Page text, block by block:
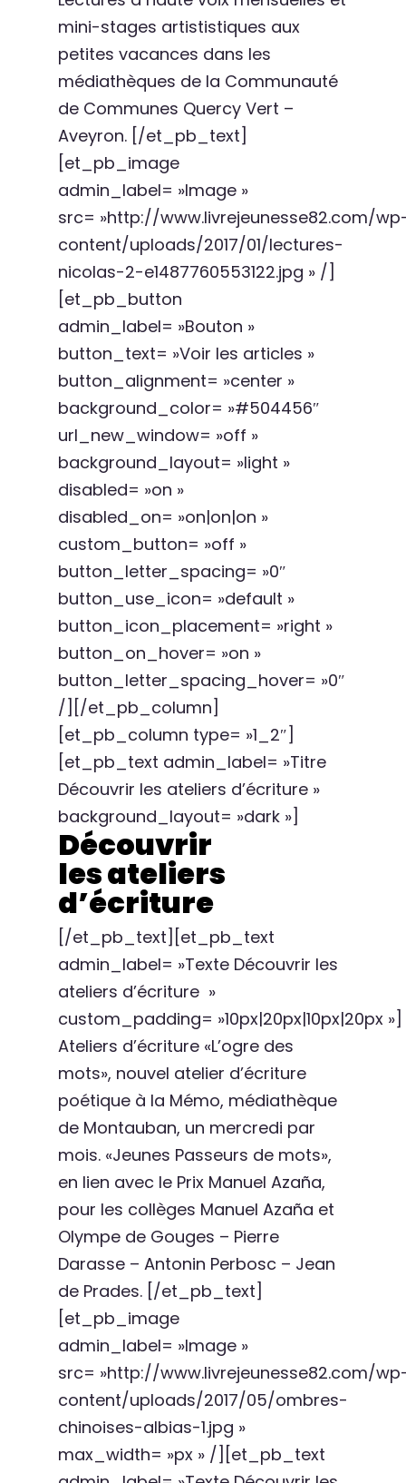
mini-stages artististiques aux
petites vacances dans les
médiathèques de la Communauté
de Communes Quercy Vert –
Aveyron. [/et_pb_text]
[et_pb_image
admin_label= »Image »
src= »http://www.livrejeunesse82.com/
content/uploads/2017/01/lectures-
nicolas-2-e1487760553122.jpg » /]
[et_pb_button
admin_label= »Bouton »
button_text= »Voir les articles »
button_alignment= »center »
background_color= »#504456″
url_new_window= »off »
background_layout= »light »
disabled= »on »
disabled_on= »on|on|on »
custom_button= »off »
button_letter_spacing= »0″
button_use_icon= »default »
button_icon_placement= »right »
button_on_hover= »on »
button_letter_spacing_hover= »0″
/][/et_pb_column]
[et_pb_column type= »1_2″]
[et_pb_text admin_label= »Titre
Découvrir les ateliers d’écriture »
background_layout= »dark »]
Découvrir
les ateliers
d’écriture
[/et_pb_text][et_pb_text
admin_label= »Texte Découvrir les
ateliers d’écriture »
custom_padding= »10px|20px|10px|20px »]
Ateliers d’écriture «L’ogre des
mots», nouvel atelier d’écriture
poétique à la Mémo, médiathèque
de Montauban, un mercredi par
mois. «Jeunes Passeurs de mots»,
en lien avec le Prix Manuel Azaña,
pour les collèges Manuel Azaña et
Olympe de Gouges – Pierre
Darasse – Antonin Perbosc – Jean
de Prades. [/et_pb_text]
[et_pb_image
admin_label= »Image »
src= »http://www.livrejeunesse82.com/
content/uploads/2017/05/ombres-
chinoises-albias-1.jpg »
max_width= »px » /][et_pb_text